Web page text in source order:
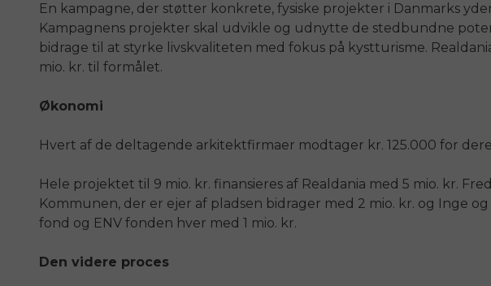
En kampagne, der støtter konkrete, fysiske projekter i Danmarks
Kampagnens projekter skal udvikle og udnytte de stedbundne
bidrage til at styrke livskvaliteten med fokus på kystturisme.
mio. kr. til formålet.
Økonomi
Hvert af de deltagende arkitektfirmaer modtager kr. 125.000 for
Hele projektet til 9 mio. kr. finansieres af Realdania med 5 mio. kr.
Kommunen, der er ejer af pladsen bidrager med 2 mio. kr. og Inge og
fond og ENV fonden hver med 1 mio. kr.
Den videre proces